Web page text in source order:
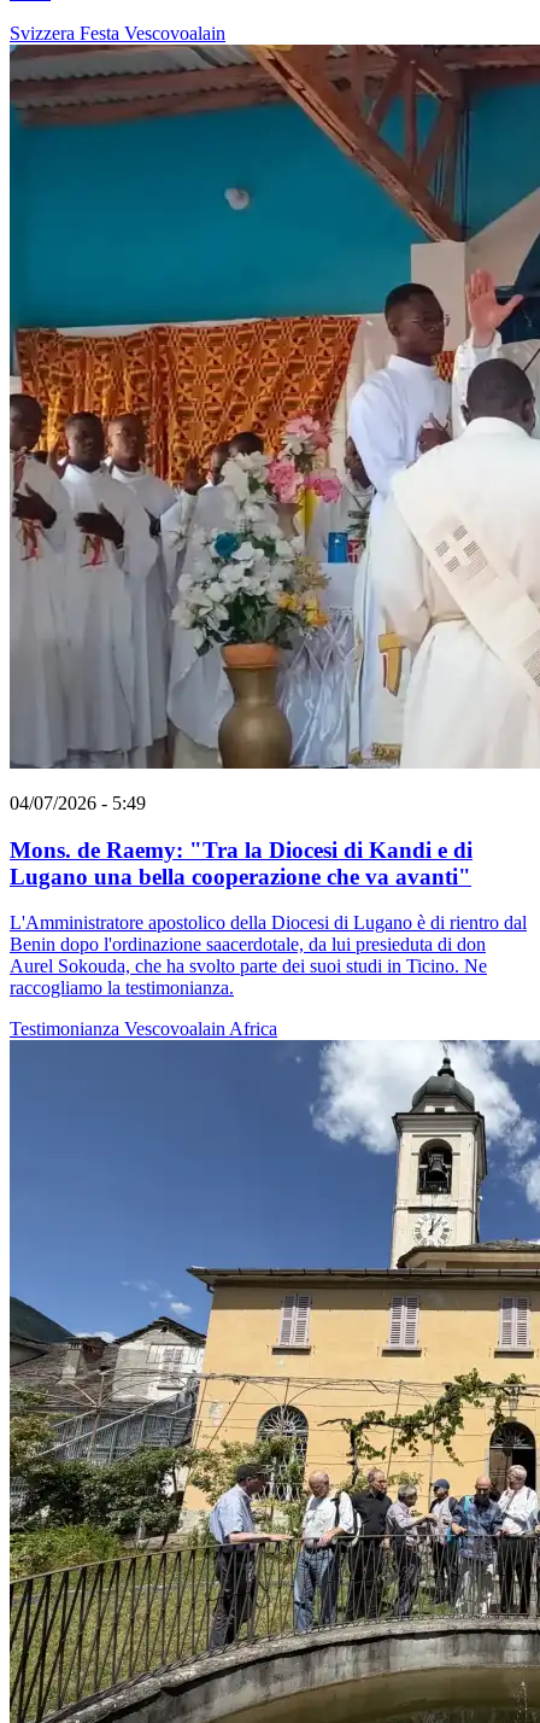
Svizzera Festa Vescovoalain
04/07/2026 - 5:49
Mons. de Raemy: "Tra la Diocesi di Kandi e di
Lugano una bella cooperazione che va avanti"
L'Amministratore apostolico della Diocesi di Lugano è di rientro dal
Benin dopo l'ordinazione saacerdotale, da lui presieduta di don
Aurel Sokouda, che ha svolto parte dei suoi studi in Ticino. Ne
raccogliamo la testimonianza.
Testimonianza VescovoalainAfrica